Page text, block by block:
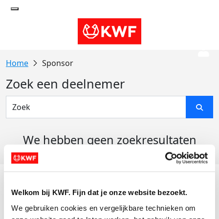
Welkom bij KWF. Fijn dat je onze website bezoekt.
We gebruiken cookies en vergelijkbare technieken om
Sponsor
Zoek een deelnemer
We hebben geen zoekresultaten
Actiematerialen
Evenementen